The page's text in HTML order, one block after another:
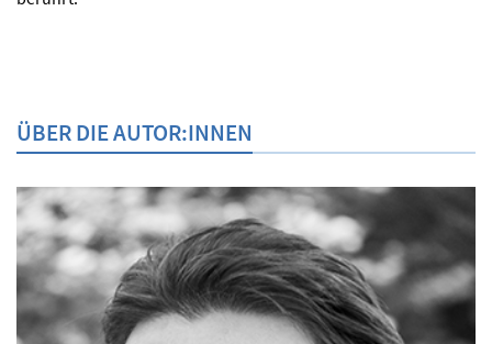
ÜBER DIE AUTOR:INNEN